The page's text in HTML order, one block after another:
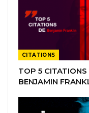
CITATIONS
TOP 5 CITATIONS
BENJAMIN